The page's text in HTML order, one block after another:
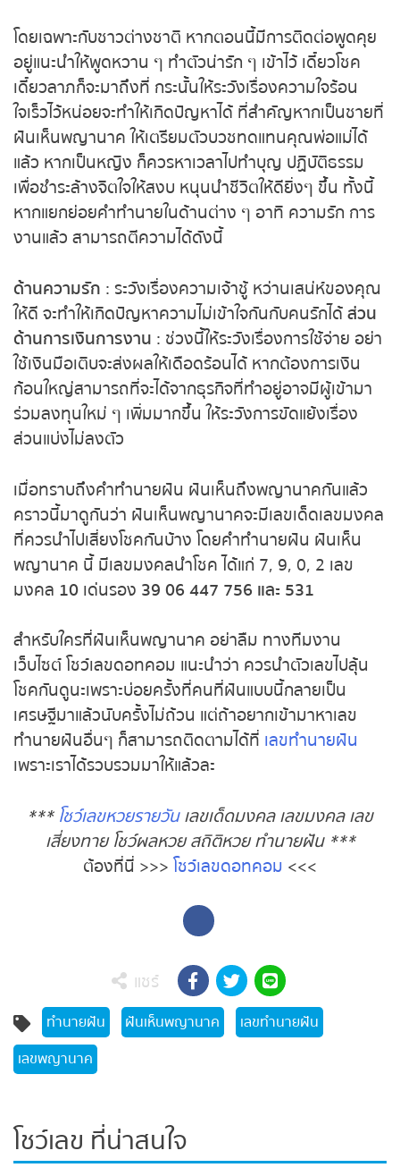
ถ่ายทอดสดหวยไต้หวัน
ถ่ายทอดสดหวยกัมพูชา GD
หวยหุ้นสด
หวยหุ้นไทย เย็น
หวยหุ้นเกาหลี
หวยหุ้นนิเคอิ เช้า
หวยหุ้นนิเคอิ บ่าย
หวยหุ้นฮั่งเส็ง เช้า
หวยหุ้นฮั่งเส็ง บ่าย
หวยหุ้นจีน บ่าย
หวยหุ้นไต้หวัน
หวยหุ้นอิยิป
หวยหุ้นเยอรมัน
หวยหุ้นอังกฤษ
หวยหุ้นรัสเซีย
หวยหุ้นอินเดีย
โดยเฉพาะกับชาวต่างชาติ หากตอนนี้มีการติดต่อพูด
คุยอยู่แนะนำให้พูดหวาน ๆ ทำตัวน่ารัก ๆ เข้าไว้ เดี๋ยว
โชคเดี๋ยวลาภก็จะมาถึงที่ กระนั้นให้ระวังเรื่องความ
ใจร้อนใจเร็วไว้หน่อยจะทำให้เกิดปัญหาได้ ที่สำคัญหาก
เป็นชายที่ฝันเห็นพญานาค ให้เตรียมตัวบวชทดแทน
คุณพ่อแม่ได้แล้ว หากเป็นหญิง ก็ควรหาเวลาไปทำบุญ
ปฏิบัติธรรม เพื่อชำระล้างจิตใจให้สงบ หนุนนำชีวิตให้ดี
ยิ่งๆ ขึ้น ทั้งนี้หากแยกย่อยคำทำนายในด้านต่าง ๆ
อาทิ ความรัก การงานแล้ว สามารถตีความได้ดังนี้
ด้านความรัก : ระวังเรื่องความเจ้าชู้ หว่านเสน่ห์ของ
คุณให้ดี จะทำให้เกิดปัญหาความไม่เข้าใจกันกับคนรักได้
ส่วนด้านการเงินการงาน: ช่วงนี้ให้ระวังเรื่องการใช้
จ่าย อย่าใช้เงินมือเติบจะส่งผลให้เดือดร้อนได้ หาก
ต้องการเงินก้อนใหญ่สามารถที่จะได้จากธุรกิจที่ทำอยู่
อาจมีผู้เข้ามาร่วมลงทุนใหม่ ๆ เพิ่มมากขึ้น ให้ระวังการ
ขัดแย้งเรื่องส่วนแบ่งไม่ลงตัว
เมื่อทราบถึงคำทำนายฝัน ฝันเห็นถึงพญานาคกันแล้ว
คราวนี้มาดูกันว่า ฝันเห็นพญานาคจะมีเลขเด็ดเลข
มงคลที่ควรนำไปเสี่ยงโชคกันบ้าง โดยคำทำนายฝัน
ฝันเห็นพญานาค นี้ มีเลขมงคลนำโชค ได้แก่ 7, 9, 0, 2
เลขมงคล 10เด่นรอง 39 06 447 756 และ 531
สำหรับใครที่ฝันเห็นพญานาค อย่าลืม ทางทีมงาน
เว็บไซต์ โชว์เลขดอทคอม แนะนำว่า ควรนำตัวเลขไปลุ้น
โชคกันดูนะเพราะบ่อยครั้งที่คนที่ฝันแบบนี้กลายเป็น
เศรษฐีมาแล้วนับครั้งไม่ถ้วน แต่ถ้าอยากเข้ามาหาเลข
ทำนายฝันอื่นๆ ก็สามารถติดตามได้ที่ เลขทำนายฝัน
เพราะเราได้รวบรวมมาให้แล้วละ
***โชว์เลขหวยรายวันเลขเด็ดมงคล เลขมงคล เลข
เสี่ยงทาย โชว์ผลหวย สถิติหวย ทำนายฝัน ***
ต้องที่นี่ >>>โชว์เลขดอทคอม<<<
แชร์
ทำนายฝัน ฝันเห็นพญานาค
เลขทำนายฝัน
เลขพญานาค
โชว์เลข ที่น่าสนใจ